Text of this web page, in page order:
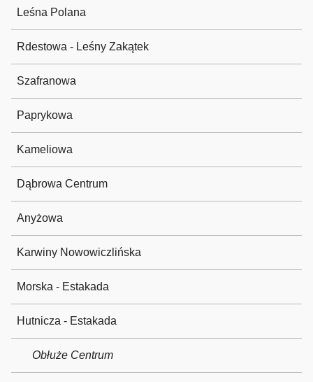
Leśna Polana
Rdestowa - Leśny Zakątek
Szafranowa
Paprykowa
Kameliowa
Dąbrowa Centrum
Anyżowa
Karwiny Nowowiczlińska
Morska - Estakada
Hutnicza - Estakada
Obłuże Centrum